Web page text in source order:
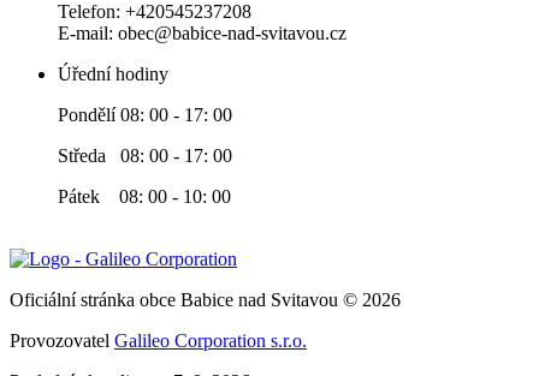
Telefon: +420545237208
E-mail: obec@babice-nad-svitavou.cz
Úřední hodiny
Pondělí 08: 00 - 17: 00
Středa 08: 00 - 17: 00
Pátek 08: 00 - 10: 00
Oficiální stránka obce Babice nad Svitavou © 2026
Provozovatel Galileo Corporation s.r.o.